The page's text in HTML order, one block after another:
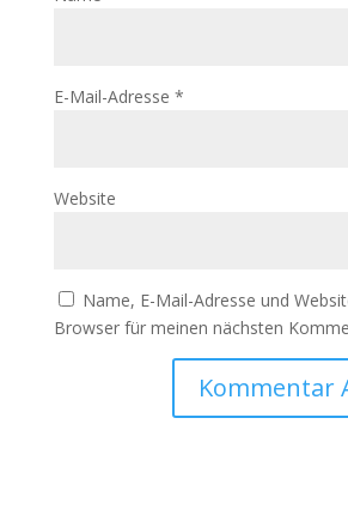
E-Mail-Adresse *
Website
Name, E-Mail-Adresse und
Browser für meinen nächsten